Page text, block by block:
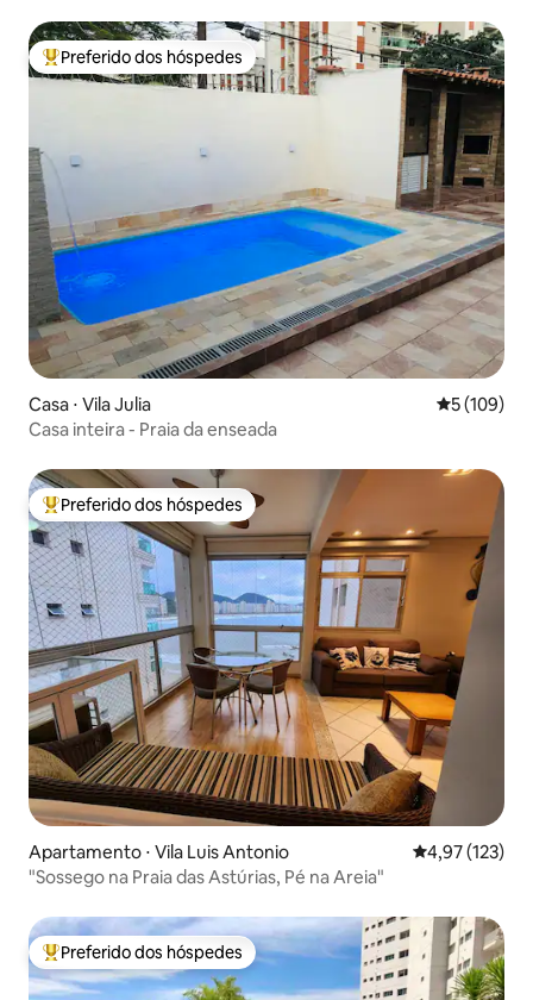
Entre os melhores preferidos dos hóspedes
Preferido dos hóspedes
Casa ⋅ Vila Julia 5 de uma
5 (109)
Casa inteira - Praia da enseada
Entre os melhores preferidos dos hóspedes
Preferido dos hóspedes
Apartamento ⋅ Vila Luis Antonio 4,97 de uma
4,97 (123)
"Sossego na Praia das Astúrias, Pé na Areia"
Entre os melhores preferidos dos hóspedes
Preferido dos hóspedes